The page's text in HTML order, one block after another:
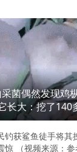
菌偶然发现鸡
长大：挖了140
钓获鲨鱼徒手将其
惊 （视频来源：参